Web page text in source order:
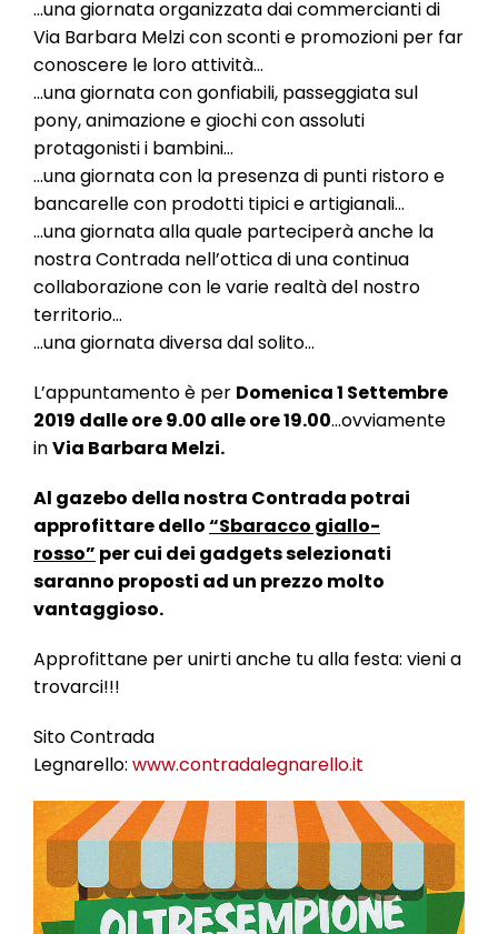
…una giornata organizzata dai commercianti di
Via Barbara Melzi con sconti e promozioni per far
conoscere le loro attività…
…una giornata con gonfiabili, passeggiata sul
pony, animazione e giochi con assoluti
protagonisti i bambini…
…una giornata con la presenza di punti ristoro e
bancarelle con prodotti tipici e artigianali…
…una giornata alla quale parteciperà anche la
nostra Contrada nell’ottica di una continua
collaborazione con le varie realtà del nostro
territorio…
…una giornata diversa dal solito…
L’appuntamento è per Domenica 1 Settembre
2019 dalle ore 9.00 alle ore 19.00…ovviamente
inVia Barbara Melzi.
Al gazebo della nostra Contrada potrai
approfittare dello“Sbaracco giallo-
rosso” per cui dei gadgets selezionati
saranno proposti ad un prezzo molto
vantaggioso.
Approfittane per unirti anche tu alla festa: vieni a
trovarci!!!
Sito Contrada
Legnarello: www.contradalegnarello.it